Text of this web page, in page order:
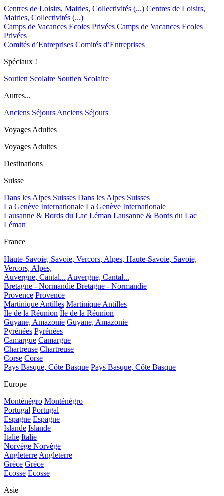
Centres de Loisirs, Mairies, Collectivités (...) Centres de Loisirs,
Mairies, Collectivités (...)
Camps de Vacances Ecoles Privées Camps de Vacances Ecoles
Privées
Comités d’Entreprises Comités d’Entreprises
Spéciaux !
Soutien Scolaire Soutien Scolaire
Autres...
Anciens SéjoursAnciens Séjours
Voyages Adultes
Voyages Adultes
Destinations
Suisse
Dans les Alpes Suisses Dans les Alpes Suisses
La Genève Internationale La Genève Internationale
Lausanne & Bords du Lac Léman Lausanne & Bords du Lac
Léman
France
Haute-Savoie, Savoie, Vercors, Alpes, Haute-Savoie, Savoie,
Vercors, Alpes,
Auvergne, Cantal... Auvergne, Cantal...
Bretagne - Normandie Bretagne - Normandie
Provence Provence
Martinique Antilles Martinique Antilles
Île de la Réunion Île de la Réunion
Guyane, Amazonie Guyane, Amazonie
Pyrénées Pyrénées
Camargue Camargue
Chartreuse Chartreuse
Corse Corse
Pays Basque, Côte Basque Pays Basque, Côte Basque
Europe
Monténégro Monténégro
Portugal Portugal
Espagne Espagne
Islande Islande
Italie Italie
Norvège Norvège
AngleterreAngleterre
Grèce Grèce
Ecosse Ecosse
Asie